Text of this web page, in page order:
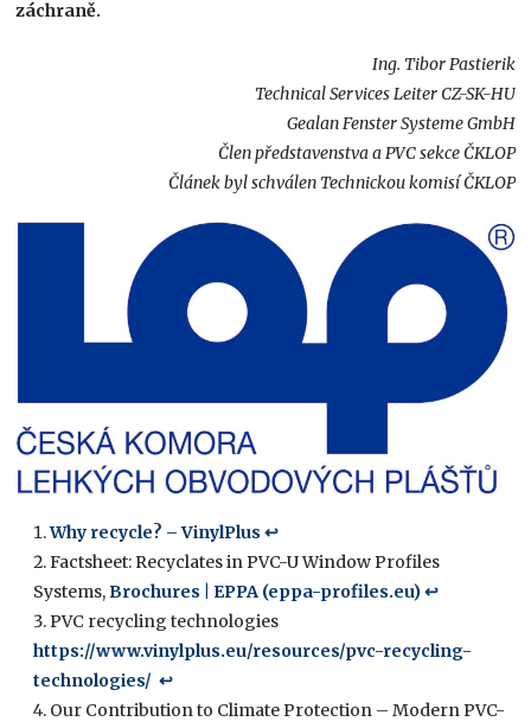
záchraně.
Ing. Tibor Pastierik
Technical Services Leiter CZ-SK-HU
Gealan Fenster Systeme GmbH
Člen představenstva a PVC sekce ČKLOP
Článek byl schválen Technickou komisí ČKLOP
Why recycle? – VinylPlus ↩︎
Factsheet: Recyclates in PVC-U Window Profiles
Systems,Brochures | EPPA (eppa-profiles.eu)↩︎
PVC recycling technologies
https://www.vinylplus.eu/resources/pvc-recycling-
technologies/ ↩︎
Our Contribution to Climate Protection – Modern PVC-